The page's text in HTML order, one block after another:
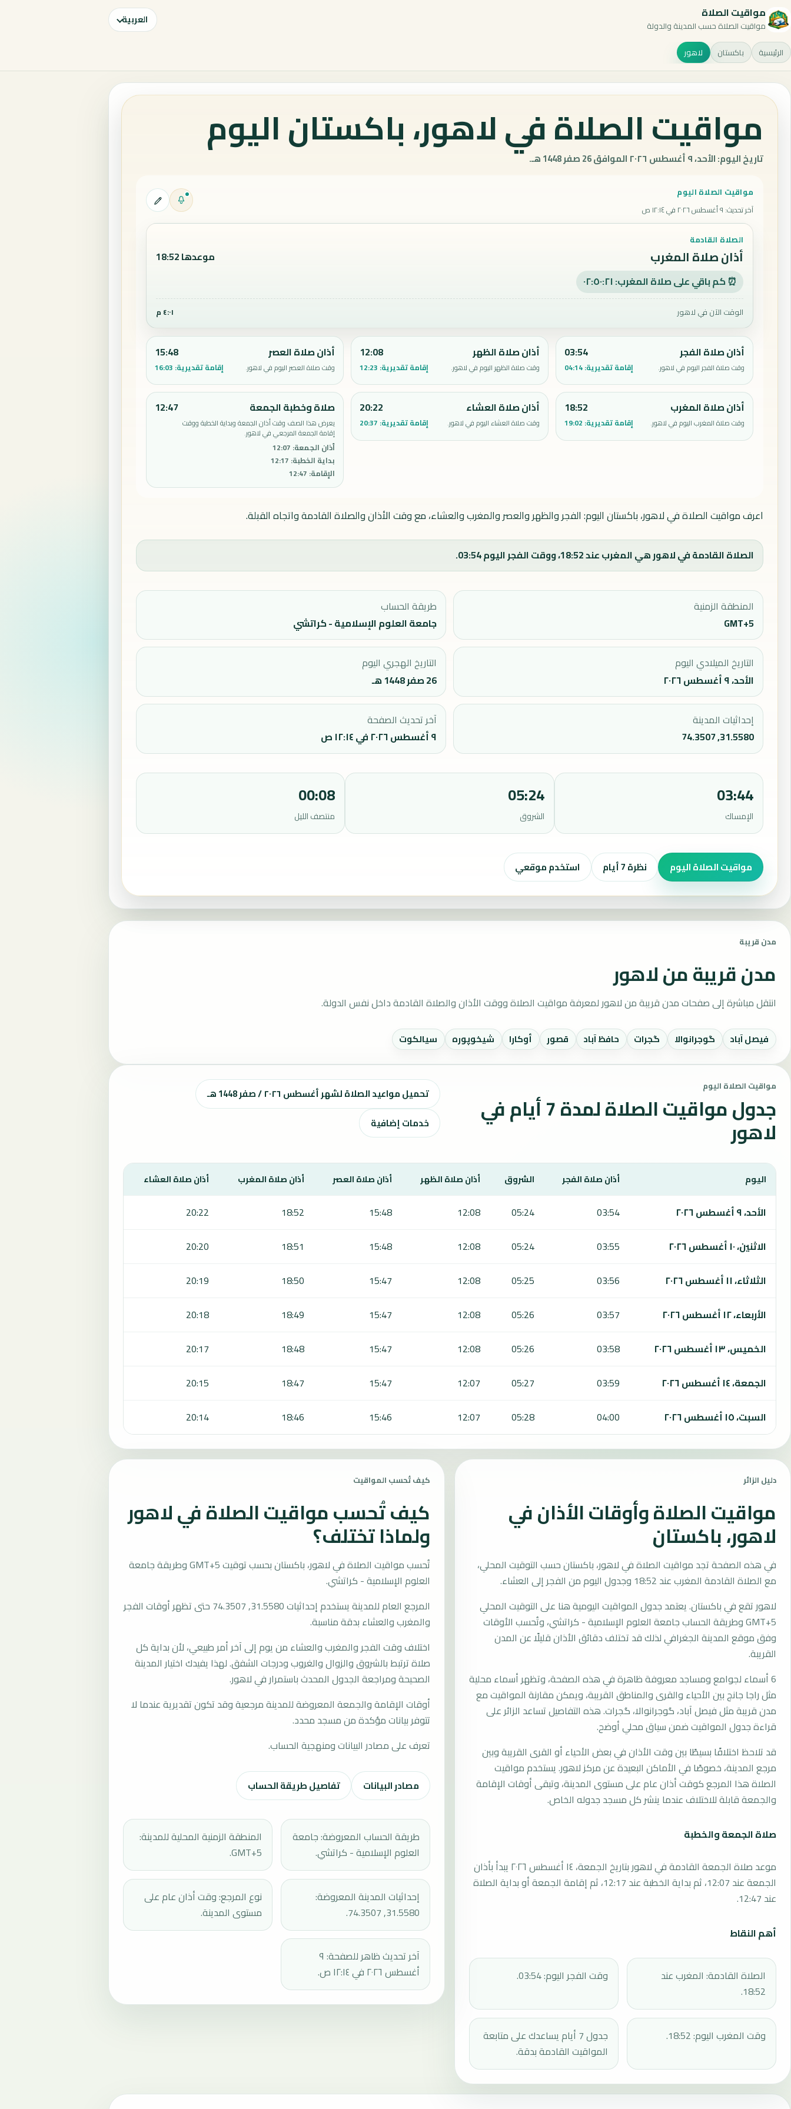
مواقيت الصلاة
مواقيت الصلاة حسب المدينة والدولة العربية
الرئيسية باكستان لاهور
مواقيت الصلاة في لاهور، باكستان اليوم
تاريخ اليوم: الأحد، ٩ أغسطس ٢٠٢٦ الموافق 26 صفر 1448 هـ.
مواقيت الصلاة اليوم
آخر تحديث: ٩ أغسطس ٢٠٢٦ في ١٢:١٤ ص
الصلاة القادمة
أذان صلاة المغرب موعدها 18:52
⏰ كم باقي على صلاة المغرب: ٠٢:٥٠:٢٠
الوقت الآن في لاهور ٤:٠١ م
أذان صلاة الفجر
وقت صلاة الفجر اليوم في لاهور.
03:54
إقامة تقديرية:04:14
أذان صلاة الظهر
وقت صلاة الظهر اليوم في لاهور.
12:08
إقامة تقديرية: 12:23
أذان صلاة العصر
وقت صلاة العصر اليوم في لاهور.
15:48
إقامة تقديرية: 16:03
أذان صلاة المغرب
وقت صلاة المغرب اليوم في لاهور.
18:52
إقامة تقديرية: 19:02
أذان صلاة العشاء
وقت صلاة العشاء اليوم في لاهور.
20:22
إقامة تقديرية: 20:37
صلاة وخطبة الجمعة
يعرض هذا الصف وقت أذان الجمعة وبداية الخطبة ووقت
إقامة الجمعة المرجعي في لاهور.
أذان الجمعة:
12:07
بداية الخطبة:
12:17
الإقامة:
12:47
12:47
اعرف مواقيت الصلاة في لاهور، باكستان اليوم: الفجر والظهر والعصر والمغرب والعشاء، مع وقت الأذان والصلاة القادمة واتجاه القبلة.
الصلاة القادمة في لاهور هي المغرب عند 18:52، ووقت الفجر اليوم 03:54.
المنطقة الزمنية
GMT+5
طريقة الحساب
جامعة العلوم الإسلامية - كراتشي
التاريخ الميلادي اليوم
الأحد، ٩ أغسطس ٢٠٢٦
التاريخ الهجري اليوم
26 صفر 1448 هـ
إحداثيات المدينة
31.5580, 74.3507
آخر تحديث الصفحة
٩ أغسطس ٢٠٢٦ في ١٢:١٤ ص
03:44
الإمساك
05:24
الشروق
00:08
منتصف الليل
مواقيت الصلاة اليوم نظرة 7 أيام استخدم موقعي
مدن قريبة
مدن قريبة من لاهور
انتقل مباشرة إلى صفحات مدن قريبة من لاهور لمعرفة مواقيت الصلاة ووقت الأذان والصلاة القادمة داخل نفس الدولة.
فيصل آباد گوجرانوالا گجرات حافظ آباد قصور أوكارا شيخوپوره سيالكوت
مواقيت الصلاة اليوم
جدول مواقيت الصلاة لمدة 7 أيام في
لاهور
تحميل مواعيد الصلاة لشهر أغسطس ٢٠٢٦ / صفر 1448 هـ
خدمات إضافية
يعرض هذا الجدول مواقيت الصلاة لمدة 7 أيام في لاهور، بما يشمل الفجر والشروق والظهر والعصر والمغرب والعشاء.
اليوم أذان صلاة الفجر الشروق أذان صلاة الظهر أذان صلاة العصر أذان صلاة المغرب أذان صلاة العشاء
الأحد، ٩ أغسطس ٢٠٢٦ 03:54
05:24
12:08
15:48
18:52
20:22
الاثنين، ١٠ أغسطس ٢٠٢٦
03:55
05:24
12:08
15:48
18:51
20:20
الثلاثاء، ١١ أغسطس ٢٠٢٦
03:56
05:25
12:08
15:47
18:50
20:19
الأربعاء، ١٢ أغسطس ٢٠٢٦
03:57
05:26
12:08
15:47
18:49
20:18
الخميس، ١٣ أغسطس ٢٠٢٦
03:58
05:26
12:08
15:47
18:48
20:17
الجمعة، ١٤ أغسطس ٢٠٢٦
03:59
05:27
12:07
15:47
18:47
20:15
السبت، ١٥ أغسطس ٢٠٢٦
04:00
05:28
12:07
15:46
18:46
20:14
دليل الزائر
مواقيت الصلاة وأوقات الأذان في
لاهور، باكستان
في هذه الصفحة تجد مواقيت الصلاة في لاهور، باكستان حسب التوقيت المحلي،
مع الصلاة القادمة المغرب عند 18:52 وجدول اليوم من الفجر إلى العشاء.
لاهور تقع في باكستان. يعتمد جدول المواقيت اليومية هنا على التوقيت المحلي
GMT+5 وطريقة الحساب جامعة العلوم الإسلامية - كراتشي، وتُحسب الأوقات
وفق موقع المدينة الجغرافي لذلك قد تختلف دقائق الأذان قليلًا عن المدن
القريبة.
6 أسماء لجوامع ومساجد معروفة ظاهرة في هذه الصفحة، وتظهر أسماء محلية
مثل راجا جانج بين الأحياء والقرى والمناطق القريبة، ويمكن مقارنة المواقيت مع
مدن قريبة مثل فيصل آباد، گوجرانوالا، گجرات. هذه التفاصيل تساعد الزائر على
قراءة جدول المواقيت ضمن سياق محلي أوضح.
قد تلاحظ اختلافًا بسيطًا بين وقت الأذان في بعض الأحياء أو القرى القريبة وبين
مرجع المدينة، خصوصًا في الأماكن البعيدة عن مركز لاهور. يستخدم مواقيت
الصلاة هذا المرجع كوقت أذان عام على مستوى المدينة، وتبقى أوقات الإقامة
والجمعة قابلة للاختلاف عندما ينشر كل مسجد جدوله الخاص.
صلاة الجمعة والخطبة
موعد صلاة الجمعة القادمة في لاهور بتاريخ الجمعة، ١٤ أغسطس ٢٠٢٦ يبدأ بأذان
الجمعة عند 12:07، ثم بداية الخطبة عند 12:17، ثم إقامة الجمعة أو بداية الصلاة
عند 12:47.
أهم النقاط
الصلاة القادمة: المغرب عند
18:52.
وقت الفجر اليوم: 03:54.
وقت المغرب اليوم: 18:52.
جدول 7 أيام يساعدك على متابعة
المواقيت القادمة بدقة.
كيف تُحسب المواقيت
كيف تُحسب مواقيت الصلاة في لاهور
ولماذا تختلف؟
تُحسب مواقيت الصلاة في لاهور، باكستان بحسب توقيت GMT+5 وطريقة جامعة
العلوم الإسلامية - كراتشي.
المرجع العام للمدينة يستخدم إحداثيات 31.5580, 74.3507 حتى تظهر أوقات الفجر
والمغرب والعشاء بدقة مناسبة.
اختلاف وقت الفجر والمغرب والعشاء من يوم إلى آخر أمر طبيعي، لأن بداية كل
صلاة ترتبط بالشروق والزوال والغروب ودرجات الشفق. لهذا يفيدك اختيار المدينة
الصحيحة ومراجعة الجدول المحدث باستمرار في لاهور.
أوقات الإقامة والجمعة المعروضة للمدينة مرجعية وقد تكون تقديرية عندما لا
تتوفر بيانات مؤكدة من مسجد محدد.
تعرف على مصادر البيانات ومنهجية الحساب.
مصادر البيانات تفاصيل طريقة الحساب
طريقة الحساب المعروضة: جامعة
العلوم الإسلامية - كراتشي.
المنطقة الزمنية المحلية للمدينة:
GMT+5.
إحداثيات المدينة المعروضة:
31.5580, 74.3507.
نوع المرجع: وقت أذان عام على
مستوى المدينة.
آخر تحديث ظاهر للصفحة: ٩
أغسطس ٢٠٢٦ في ١٢:١٤ ص.